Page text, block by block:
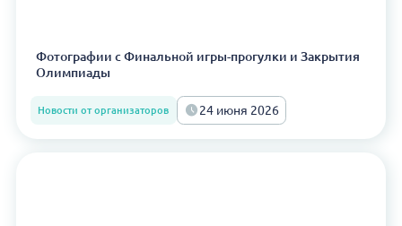
Фотографии с Финальной игры-прогулки и Закрытия
Олимпиады
Новости от организаторов 24 июня 2026